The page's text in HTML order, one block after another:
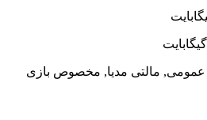
عمومی, مالتی مدیا, مخصوص بازی